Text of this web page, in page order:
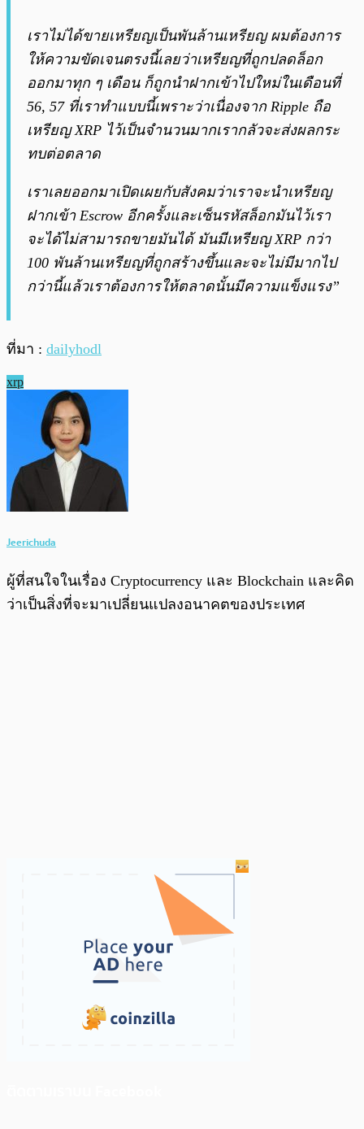
เราไม่ได้ขายเหรียญเป็นพันล้านเหรียญ ผมต้องการ
ให้ความขัดเจนตรงนี้เลยว่าเหรียญที่ถูกปลดล็อก
ออกมาทุก ๆ เดือน ก็ถูกนำฝากเข้าไปใหม่ในเดือนที่
56, 57 ที่เราทำแบบนี้เพราะว่าเนื่องจาก Ripple ถือ
เหรียญ XRP ไว้เป็นจำนวนมากเรากลัวจะส่งผลกระ
ทบต่อตลาด
เราเลยออกมาเปิดเผยกับสังคมว่าเราจะนำเหรียญ
ฝากเข้า Escrow อีกครั้งและเซ็นรหัสล็อกมันไว้เรา
จะได้ไม่สามารถขายมันได้ มันมีเหรียญ XRP กว่า
100 พันล้านเหรียญที่ถูกสร้างขึ้นและจะไม่มีมากไป
กว่านี้แล้วเราต้องการให้ตลาดนั้นมีความแข็งแรง”
ที่มา : dailyhodl
xrp
Jeerichuda
ผู้ที่สนใจในเรื่อง Cryptocurrency และ Blockchain และคิด
ว่าเป็นสิ่งที่จะมาเปลี่ยนแปลงอนาคตของประเทศ